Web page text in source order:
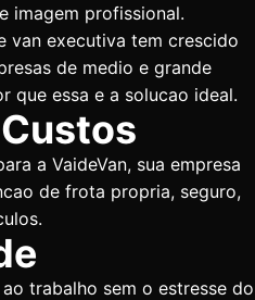
imagem profissional.
van executiva tem crescido
de medio e grande
que essa e a solucao ideal.
a VaideVan, sua empresa
de frota propria, seguro,
trabalho sem o estresse do